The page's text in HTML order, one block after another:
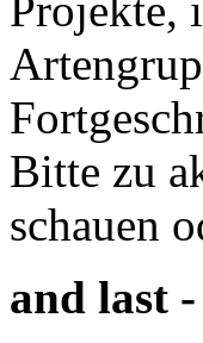
Bitte zu
schauen
and last